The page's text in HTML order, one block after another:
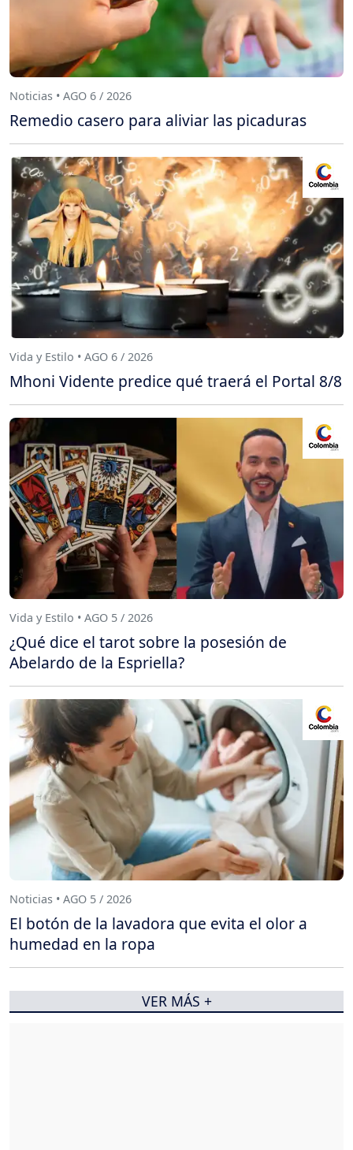
Noticias • AGO 6 / 2026
Remedio casero para aliviar las picaduras
Vida y Estilo • AGO 6 / 2026
Mhoni Vidente predice qué traerá el Portal 8/8
Vida y Estilo • AGO 5 / 2026
¿Qué dice el tarot sobre la posesión de
Abelardo de la Espriella?
Noticias • AGO 5 / 2026
El botón de la lavadora que evita el olor a
humedad en la ropa
VER MÁS +